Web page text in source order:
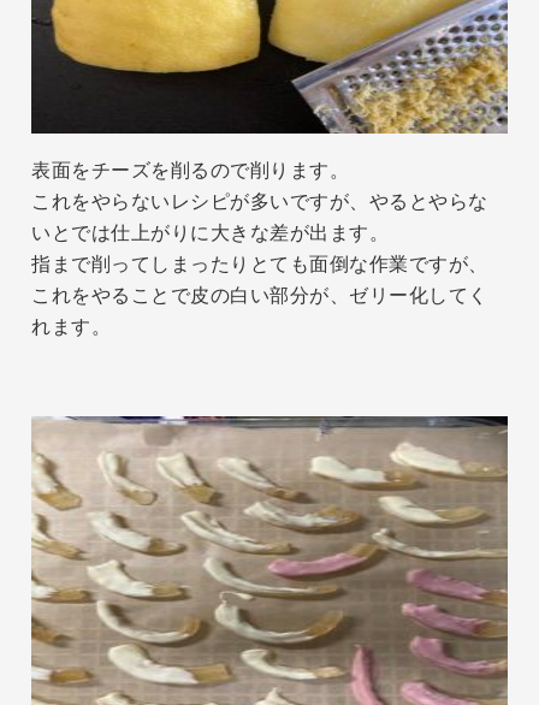
表面をチーズを削るので削ります。
これをやらないレシピが多いですが、やるとやらな
いとでは仕上がりに大きな差が出ます。
指まで削ってしまったりとても面倒な作業ですが、
これをやることで皮の白い部分が、ゼリー化してく
れます。